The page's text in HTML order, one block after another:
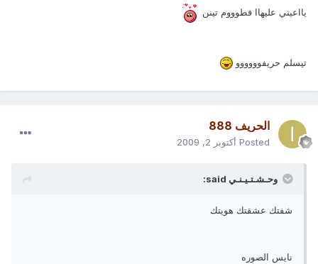
يااعيني عليهاا فطوووم تينن
تيسلم حريفوووووو
الحريف 888
Posted أكتوبر 2, 2009
وحـشـتـيـنـي said:
شفتك عشقتك هويتك
نايس الصوره